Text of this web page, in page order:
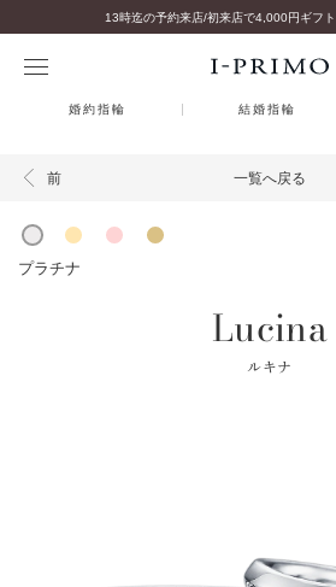
婚約指輪 結婚指輪
前 一覧へ戻る
プラチナ
Lucina
ルキナ